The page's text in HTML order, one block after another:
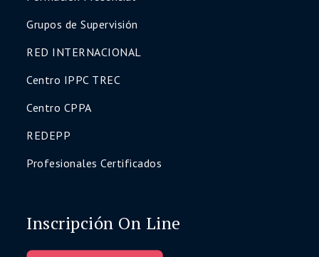
Grupos de Supervisión
RED INTERNACIONAL
Centro IPPC TREC
Centro CPPA
REDEPP
Profesionales Certificados
Inscripción On Line